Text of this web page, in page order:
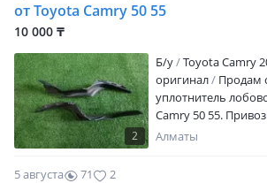
от Toyota Camry 50 55
10 000 ₸
2
Б/y
Toyota Camry
оригинал
Продам
уплотнитель
Camry 50 55.
состоянии. Снят с
Алматы
5 августа 71 2